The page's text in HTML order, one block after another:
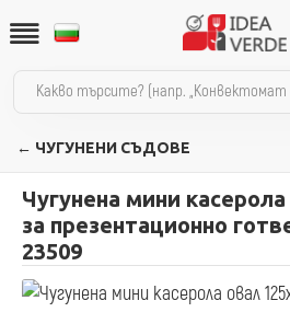
← ЧУГУНЕНИ СЪДОВЕ
Чугунена мини
за презентационно
23509